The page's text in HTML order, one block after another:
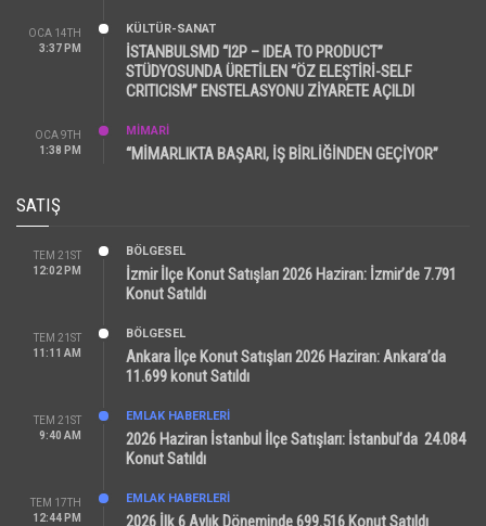
OCA 14TH
3:37 PM
KÜLTÜR-SANAT
İSTANBULSMD “I2P – IDEA TO PRODUCT”
STÜDYOSUNDA ÜRETİLEN “ÖZ ELEŞTİRİ-SELF
CRITICISM” ENSTELASYONU ZİYARETE AÇILDI
OCA 9TH
1:38 PM
MİMARİ
“MİMARLIKTA BAŞARI, İŞ BİRLİĞİNDEN GEÇİYOR”
SATIŞ
TEM 21ST
12:02 PM
BÖLGESEL
İzmir İlçe Konut Satışları 2026 Haziran: İzmir’de 7.791
Konut Satıldı
TEM 21ST
11:11 AM
BÖLGESEL
Ankara İlçe Konut Satışları 2026 Haziran: Ankara’da
11.699 konut Satıldı
TEM 21ST
9:40 AM
EMLAK HABERLERI
2026 Haziran İstanbul İlçe Satışları: İstanbul’da 24.084
Konut Satıldı
TEM 17TH
12:44 PM
EMLAK HABERLERI
2026 İlk 6 Aylık Döneminde 699.516 Konut Satıldı